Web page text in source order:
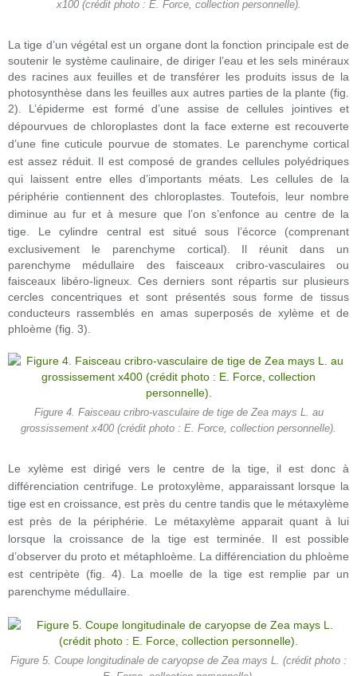
x100 (crédit photo : E. Force, collection personnelle).
La tige d’un végétal est un organe dont la fonction principale est de
soutenir le système caulinaire, de diriger l’eau et les sels minéraux
des racines aux feuilles et de transférer les produits issus de la
photosynthèse dans les feuilles aux autres parties de la plante (fig.
2). L’épiderme est formé d’une assise de cellules jointives et
dépourvues de chloroplastes dont la face externe est recouverte
d’une fine cuticule pourvue de stomates. Le parenchyme cortical
est assez réduit. Il est composé de grandes cellules polyédriques
qui laissent entre elles d’importants méats. Les cellules de la
périphérie contiennent des chloroplastes. Toutefois, leur nombre
diminue au fur et à mesure que l’on s’enfonce au centre de la
tige. Le cylindre central est situé sous l’écorce (comprenant
exclusivement le parenchyme cortical). Il réunit dans un
parenchyme médullaire des faisceaux cribro-vasculaires ou
faisceaux libéro-ligneux. Ces derniers sont répartis sur plusieurs
cercles concentriques et sont présentés sous forme de tissus
conducteurs rassemblés en amas superposés de xylème et de
phloème (fig. 3).
Figure 4. Faisceau cribro-vasculaire de tige de Zea mays L. au
grossissement x400 (crédit photo : E. Force, collection personnelle).
Le xylème est dirigé vers le centre de la tige, il est donc à
différenciation centrifuge. Le protoxylème, apparaissant lorsque la
tige est en croissance, est près du centre tandis que le métaxylème
est près de la périphérie. Le métaxylème apparait quant à lui
lorsque la croissance de la tige est terminée. Il est possible
d’observer du proto et métaphloème. La différenciation du phloème
est centripète (fig. 4). La moelle de la tige est remplie par un
parenchyme médullaire.
Figure 5. Coupe longitudinale de caryopse de Zea mays L. (crédit photo :